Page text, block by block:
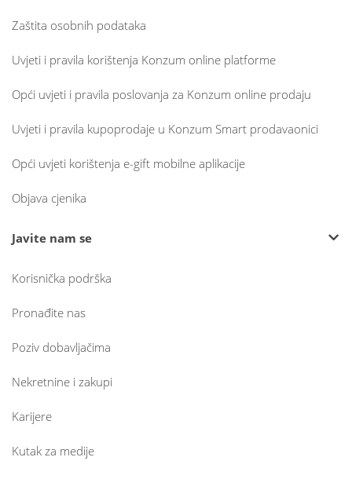
Zaštita osobnih podataka
Uvjeti i pravila korištenja Konzum online platforme
Opći uvjeti i pravila poslovanja za Konzum online prodaju
Uvjeti i pravila kupoprodaje u Konzum Smart prodavaonici
Opći uvjeti korištenja e-gift mobilne aplikacije
Objava cjenika
Javite nam se
Korisnička podrška
Pronađite nas
Poziv dobavljačima
Nekretnine i zakupi
Karijere
Kutak za medije